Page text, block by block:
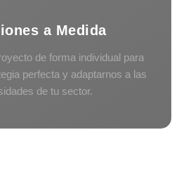
a Medida
de forma individual para
perfecta y adaptarnos a las
de tu sector.